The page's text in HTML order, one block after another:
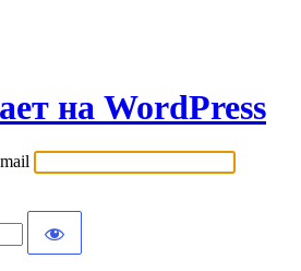
на WordPress